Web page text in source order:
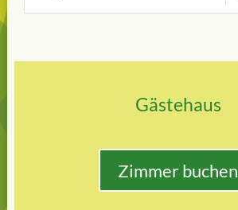
Gästehaus
Zimmer buchen